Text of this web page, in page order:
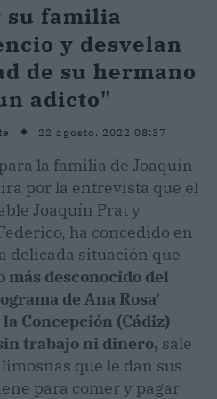
su familia
y desvelan
de su hermano
adicto"
22 agosto, 2022 08:37
la familia de Joaquín
por la entrevista que el
Joaquín Prat y
ha concedido en
delicada situación que
más desconocido del
de Ana Rosa'
Concepción (Cádiz)
trabajo ni dinero, sale
que le dan sus
para comer y pagar